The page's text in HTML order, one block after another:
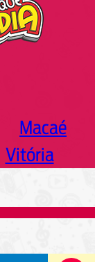
Macaé
Vitória